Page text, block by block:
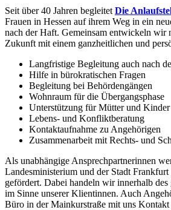
Seit über 40 Jahren begleitet Die
Frauen in Hessen auf ihrem Weg in ein
nach der Haft. Gemeinsam entwickeln wir
Zukunft mit einem ganzheitlichen und
Langfristige Begleitung auch nach
Hilfe in bürokratischen Fragen
Begleitung bei Behördengängen
Wohnraum für die Übergangsphase
Unterstützung für Mütter und Kinder
Lebens- und Konfliktberatung
Kontaktaufnahme zu Angehörigen
Zusammenarbeit mit Rechts- und
Als unabhängige Ansprechpartnerinnen
Landesministerium und der Stadt Frankfurt
gefördert. Dabei handeln wir innerhalb des
im Sinne unserer Klientinnen. Auch
Büro in der Mainkurstraße mit uns Kontakt